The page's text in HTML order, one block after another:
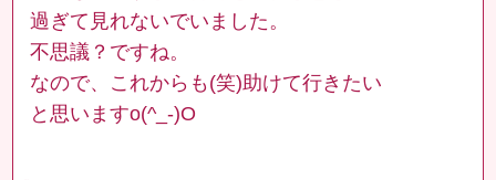
過ぎて見れないでいました。
不思議？ですね。
なので、これからも(笑)助けて行きたい
と思いますo(^_-)O